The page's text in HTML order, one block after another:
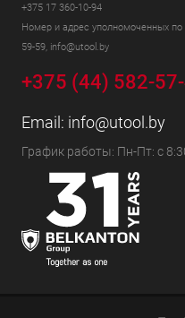
+375 17 360-10-94
Номер и адрес уполномоченных по
59-59, info@utool.by
+375 (44) 582-
Email: info@utool.by
График работы: Пн-Пт: с